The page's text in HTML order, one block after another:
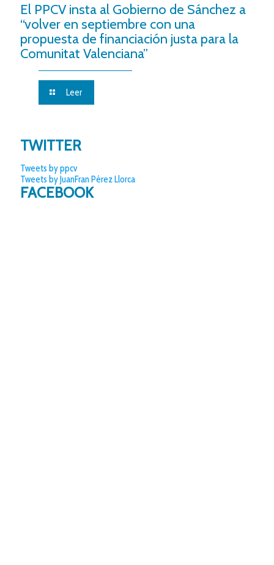
El PPCV insta al Gobierno de Sánchez a
“volver en septiembre con una
propuesta de financiación justa para la
Comunitat Valenciana”
Leer
TWITTER
Tweets by ppcv
Tweets by JuanFran Pérez Llorca
FACEBOOK